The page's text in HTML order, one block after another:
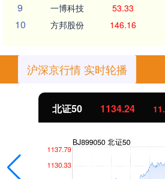
9 一博科技 53.33
10 方邦股份 146.16
沪深京行情 实时轮播
北证50 1134.24